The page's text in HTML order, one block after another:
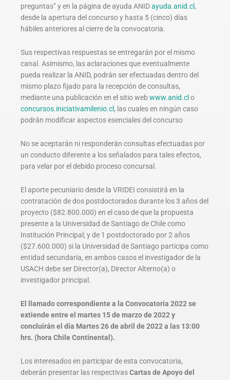
preguntas” y en la página de ayuda ANIDayuda.anid.cl ,
desde la apertura del concurso y hasta 5 (cinco) días
hábiles anteriores al cierre de la convocatoria.
Sus respectivas respuestas se entregarán por el mismo
canal. Asimismo, las aclaraciones que eventualmente
pueda realizar la ANID, podrán ser efectuadas dentro del
mismo plazo fijado para la recepción de consultas,
mediante una publicación en el sitio web www.anid.cl o
concursos.iniciativamilenio.cl , las cuales en ningún caso
podrán modificar aspectos esenciales del concurso
No se aceptarán ni responderán consultas efectuadas por
un conducto diferente a los señalados para tales efectos,
para velar por el debido proceso concursal.
El aporte pecuniario desde la VRIDEI consistirá en la
contratación de dos postdoctorados durante los 3 años del
proyecto ($82.800.000) en el caso de que la propuesta
presente a la Universidad de Santiago de Chile como
Institución Principal; y de 1 postdoctorado por 2 años
($27.600.000) si la Universidad de Santiago participa como
entidad secundaria, en ambos casos el investigador de la
USACH debe ser Director(a), Director Alterno(a) o
investigador principal.
El llamado correspondiente a la Convocatoria 2022 se
extiende entre el martes 15 de marzo de 2022 y
concluirán el día Martes 26 de abril de 2022 a las 13:00
hrs. (hora Chile Continental).
Los interesados en participar de esta convocatoria,
deberán presentar las respectivasCartas de Apoyo del